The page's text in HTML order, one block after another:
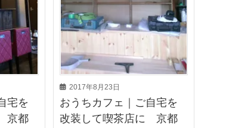
宅を
京都
2017年8月23日
おうちカフェ｜ご自宅を
改装して喫茶店に 京都